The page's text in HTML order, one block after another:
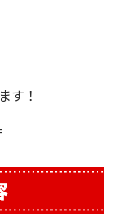
す！